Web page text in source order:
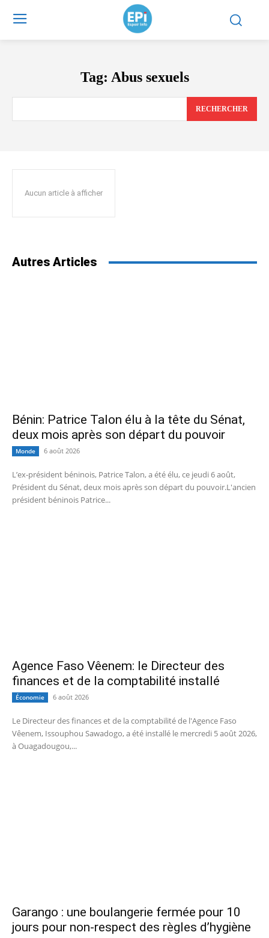
Tag: Abus sexuels
RECHERCHER
Aucun article à afficher
Autres Articles
Bénin: Patrice Talon élu à la tête du Sénat,
deux mois après son départ du pouvoir
Monde 6 août 2026
L’ex-président béninois, Patrice Talon, a été élu, ce jeudi 6 août,
Président du Sénat, deux mois après son départ du pouvoir.L'ancien
président béninois Patrice...
Agence Faso Vêenem: le Directeur des
finances et de la comptabilité installé
Économie 6 août 2026
Le Directeur des finances et de la comptabilité de l'Agence Faso
Vêenem, Issouphou Sawadogo, a été installé le mercredi 5 août 2026,
à Ouagadougou,...
Garango : une boulangerie fermée pour 10
jours pour non-respect des règles d’hygiène